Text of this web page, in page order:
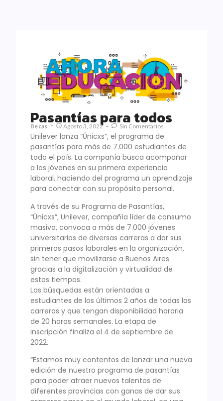
Pasantías para todos
Becas Agosto 3, 2022 Sin Comentarios
Unilever lanza “Únicxs”, el programa de
pasantías para más de 7.000 estudiantes de
todo el país. La compañía busca acompañar
a los jóvenes en su primera experiencia
laboral, haciendo del programa un aprendizaje
para conectar con su propósito personal.
A través de su Programa de Pasantías,
“Únicxs”, Unilever, compañía líder de consumo
masivo, convoca a más de 7.000 jóvenes
universitarios de diversas carreras a dar sus
primeros pasos laborales en la organización,
sin tener que movilizarse a Buenos Aires
gracias a la digitalización y virtualidad de
estos tiempos.
Las búsquedas están orientadas a
estudiantes de los últimos 2 años de todas las
carreras y que tengan disponibilidad horaria
de 20 horas semanales. La etapa de
inscripción finaliza el 4 de septiembre de
2022.
“Estamos muy contentos de lanzar una nueva
edición de nuestro programa de pasantías
para poder atraer nuevos talentos de
diferentes provincias con ganas de dar sus